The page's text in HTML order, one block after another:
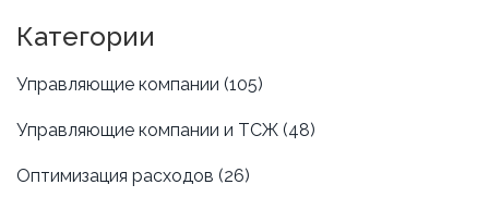
Категории
Управляющие компании (105)
Управляющие компании и ТСЖ (48)
Оптимизация расходов (26)